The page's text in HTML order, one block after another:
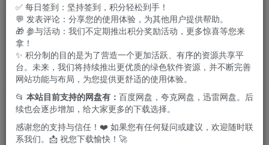
坚果视频 v3.0.5 去广告版 | 多功能聚合
式追剧神器，畅享影视短剧与听书乐趣
影视播放
9个月前 1.7W+
蓝鹰影视 v4.0.0 会员版 | 集影视与音乐
于一体的全能娱乐神器
影视播放
✅ 每日签到：坚持签到，积分轻松到手！
💬 发表评论：分享您的使用体验，为其他用户提供帮助。
🎁 参与活动：我们不定期推出积分奖励活动，更多惊喜等您来
拿！
✨ 积分制的目的是为了营造一个更加活跃、有序的资源共享平
台。未来，我们将持续推出更优质的绿色软件资源，并不断完善
网站功能与布局，为您提供更舒适的使用体验。
📂 本站目前支持的网盘有： 百度网盘，夸克网盘，迅雷网盘。后
续也会逐步增加，给大家更多的下载选择。
感谢您的支持与信任！❤️ 如果您有任何疑问或建议，欢迎随时联
系我们。📩 祝您下载愉快！🚀